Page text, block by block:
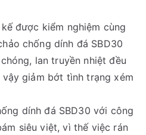
được kiểm nghiệm cùng
chống dính đá SBD30
lan truyền nhiệt đều
giảm bớt tình trạng xém
dính đá SBD30 với công
siêu việt, vì thế việc rán